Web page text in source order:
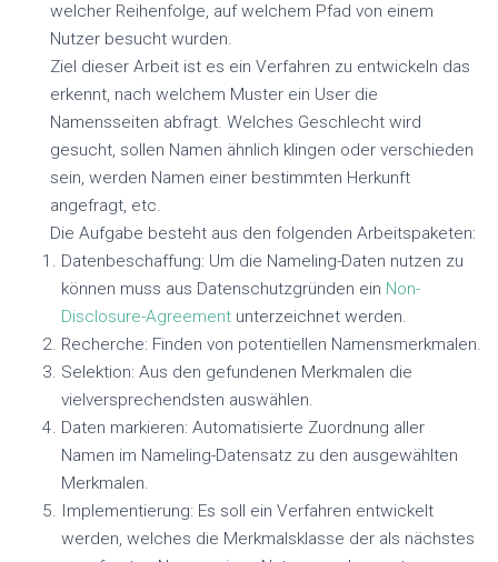
welcher Reihenfolge, auf welchem Pfad von einem
Nutzer besucht wurden.
Ziel dieser Arbeit ist es ein Verfahren zu entwickeln das
erkennt, nach welchem Muster ein User die
Namensseiten abfragt. Welches Geschlecht wird
gesucht, sollen Namen ähnlich klingen oder verschieden
sein, werden Namen einer bestimmten Herkunft
angefragt, etc.
Die Aufgabe besteht aus den folgenden Arbeitspaketen:
Datenbeschaffung: Um die Nameling-Daten nutzen zu
können muss aus Datenschutzgründen ein Non-
Disclosure-Agreement unterzeichnet werden.
Recherche: Finden von potentiellen Namensmerkmalen.
Selektion: Aus den gefundenen Merkmalen die
vielversprechendsten auswählen.
Daten markieren: Automatisierte Zuordnung aller
Namen im Nameling-Datensatz zu den ausgewählten
Merkmalen.
Implementierung: Es soll ein Verfahren entwickelt
werden, welches die Merkmalsklasse der als nächstes